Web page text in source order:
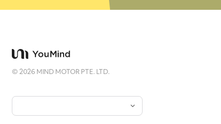
©2026 MIND MOTOR PTE. LTD.